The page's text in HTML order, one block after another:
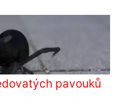
pavouků